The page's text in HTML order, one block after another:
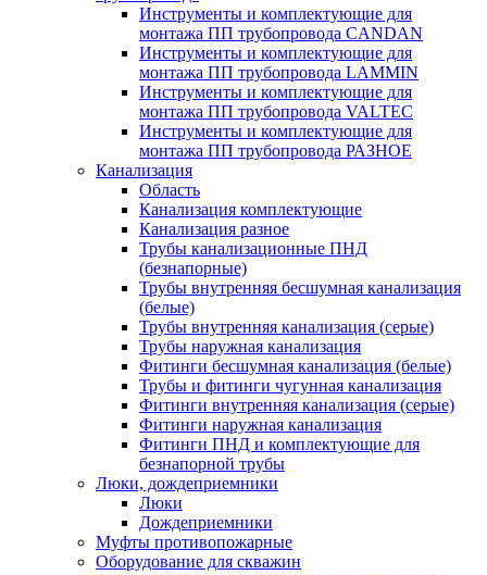
Инструменты и комплектующие для
монтажа ПП трубопровода CANDAN
Инструменты и комплектующие для
монтажа ПП трубопровода LAMMIN
Инструменты и комплектующие для
монтажа ПП трубопровода VALTEC
Инструменты и комплектующие для
монтажа ПП трубопровода РАЗНОЕ
Канализация
Область
Канализация комплектующие
Канализация разное
Трубы канализационные ПНД
(безнапорные)
Трубы внутренняя бесшумная канализация
(белые)
Трубы внутренняя канализация (серые)
Трубы наружная канализация
Фитинги бесшумная канализация (белые)
Трубы и фитинги чугунная канализация
Фитинги внутренняя канализация (серые)
Фитинги наружная канализация
Фитинги ПНД и комплектующие для
безнапорной трубы
Люки, дождеприемники
Люки
Дождеприемники
Муфты противопожарные
Оборудование для скважин